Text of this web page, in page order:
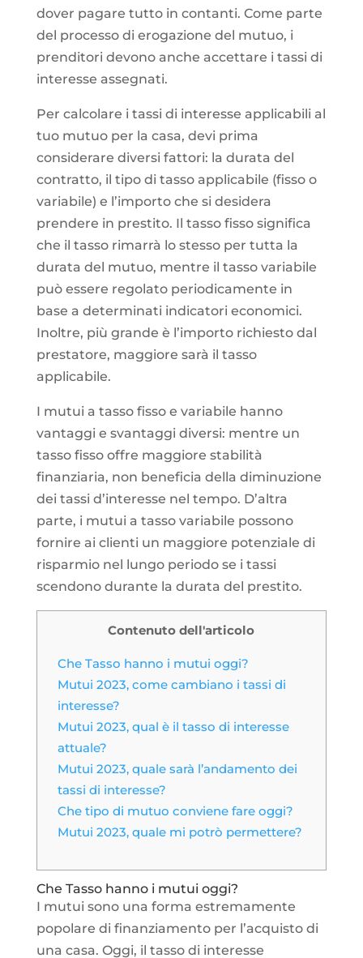
dover pagare tutto in contanti. Come parte
del processo di erogazione del mutuo, i
prenditori devono anche accettare i tassi di
interesse assegnati.
Per calcolare i tassi di interesse applicabili al
tuo mutuo per la casa, devi prima
considerare diversi fattori: la durata del
contratto, il tipo di tasso applicabile (fisso o
variabile) e l’importo che si desidera
prendere in prestito. Il tasso fisso significa
che il tasso rimarrà lo stesso per tutta la
durata del mutuo, mentre il tasso variabile
può essere regolato periodicamente in
base a determinati indicatori economici.
Inoltre, più grande è l’importo richiesto dal
prestatore, maggiore sarà il tasso
applicabile.
I mutui a tasso fisso e variabile hanno
vantaggi e svantaggi diversi: mentre un
tasso fisso offre maggiore stabilità
finanziaria, non beneficia della diminuzione
dei tassi d’interesse nel tempo. D’altra
parte, i mutui a tasso variabile possono
fornire ai clienti un maggiore potenziale di
risparmio nel lungo periodo se i tassi
scendono durante la durata del prestito.
Contenuto dell'articolo
Che Tasso hanno i mutui oggi?
Mutui 2023, come cambiano i tassi di
interesse?
Mutui 2023, qual è il tasso di interesse
attuale?
Mutui 2023, quale sarà l’andamento dei
tassi di interesse?
Che tipo di mutuo conviene fare oggi?
Mutui 2023, quale mi potrò permettere?
Che Tasso hanno i mutui oggi?
I mutui sono una forma estremamente
popolare di finanziamento per l’acquisto di
una casa. Oggi, il tasso di interesse